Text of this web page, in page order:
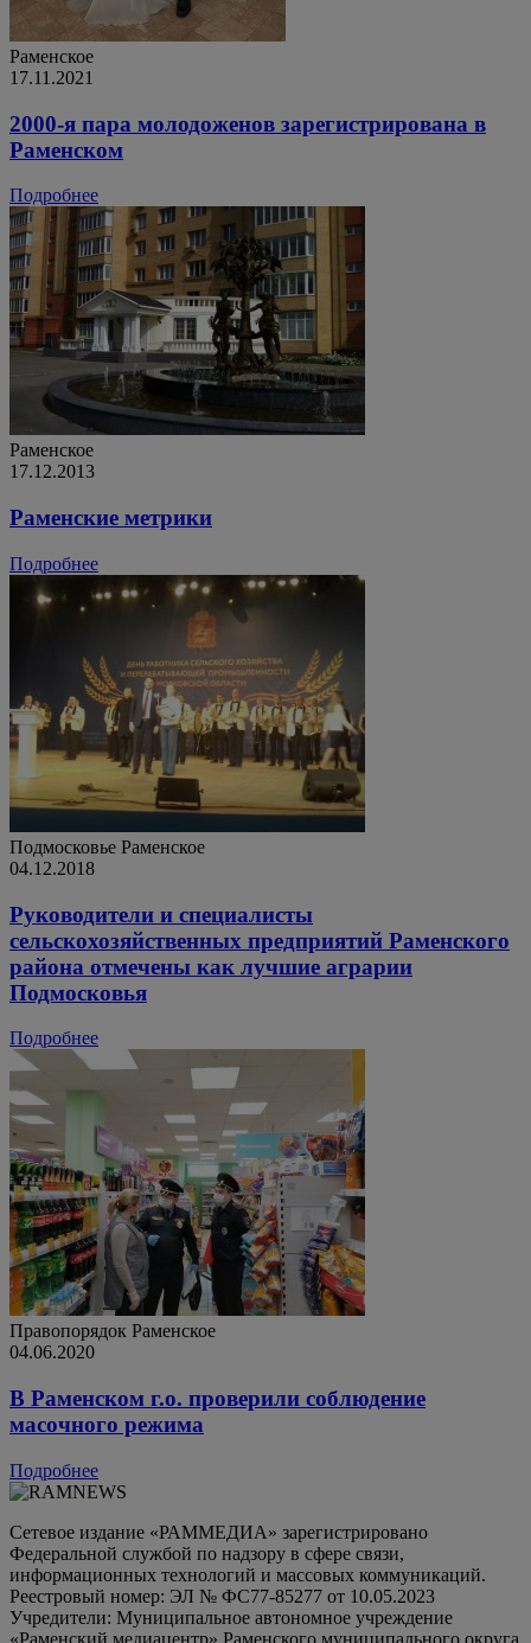
Раменское
17.11.2021
2000-я пара молодоженов зарегистрирована в
Раменском
Подробнее
Раменское
17.12.2013
Раменские метрики
Подробнее
Подмосковье Раменское
04.12.2018
Руководители и специалисты
сельскохозяйственных предприятий Раменского
района отмечены как лучшие аграрии
Подмосковья
Подробнее
Правопорядок Раменское
04.06.2020
В Раменском г.о. проверили соблюдение
масочного режима
Подробнее
Сетевое издание «РАММЕДИА» зарегистрировано
Федеральной службой по надзору в сфере связи,
информационных технологий и массовых коммуникаций.
Реестровый номер: ЭЛ № ФС77-85277 от 10.05.2023
Учредители: Муниципальное автономное учреждение
«Раменский медиацентр» Раменского муниципального округа